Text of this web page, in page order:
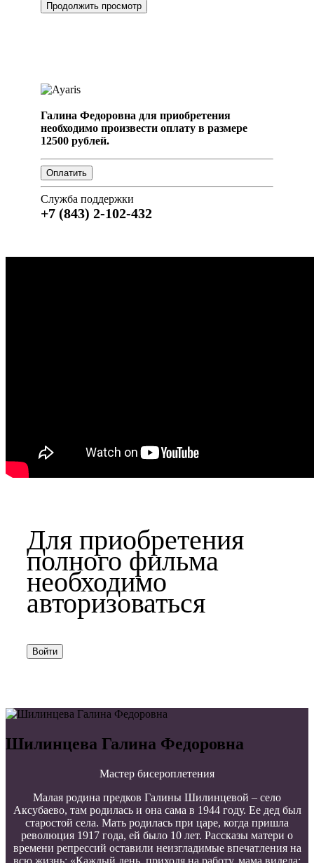
Продолжить просмотр
Галина Федоровна для приобретения
необходимо произвести оплату в размере
12500 рублей.
Служба поддержки
+7 (843) 2-102-432
Для приобретения
полного фильма
необходимо
авторизоваться
Войти
Шилинцева Галина Федоровна
Мастер бисероплетения
Малая родина предков Галины Шилинцевой – село
Аксубаево, там родилась и она сама в 1944 году. Ее дед был
старостой села. Мать родилась при царе, когда пришла
революция 1917 года, ей было 10 лет. Рассказы матери о
времени репрессий оставили неизгладимые впечатления на
всю жизнь: «Каждый день, приходя на работу, мама видела: